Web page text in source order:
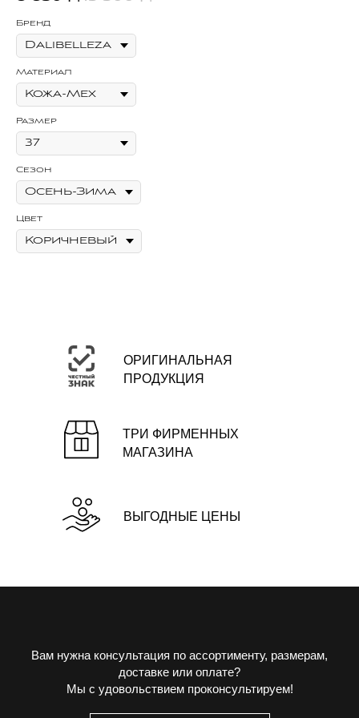
Бренд
Материал
Размер
Сезон
Цвет
ОРИГИНАЛЬНАЯ
ПРОДУКЦИЯ
ТРИ ФИРМЕННЫХ
МАГАЗИНА
ВЫГОДНЫЕ ЦЕНЫ
Вам нужна консультация по ассортименту, размерам,
доставке или оплате?
Мы с удовольствием проконсультируем!